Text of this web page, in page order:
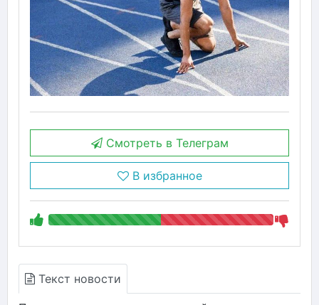
Смотреть в Телеграм
В избранное
Текст новости